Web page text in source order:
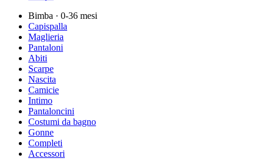
Bimba · 0-36 mesi
Capispalla
Maglieria
Pantaloni
Abiti
Scarpe
Nascita
Camicie
Intimo
Pantaloncini
Costumi da bagno
Gonne
Completi
Accessori